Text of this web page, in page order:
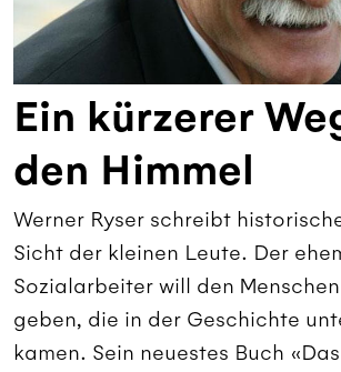
Ein kürzerer
den Himmel
Werner Ryser schreibt
Sicht der kleinen Leute. Der
Sozialarbeiter will den
geben, die in der Geschichte
kamen. Sein neuestes Buch